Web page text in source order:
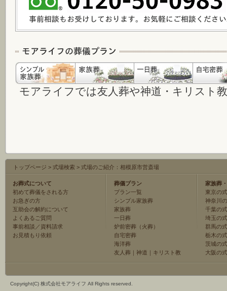
モアライフでは友人葬や神道・キリスト
トップページ > 式場検索 > 式場のご紹介：相模原市営斎場
お葬式について
初めて葬儀をされる方
お急ぎの方
互助会の解約について
よくあるご質問
事前相談／資料請求
お見積もり依頼
葬儀プラン
プラン一覧
シンプル家族葬
家族葬
一日葬
炉前密葬（火葬）
自宅密葬
海洋葬
友人葬 ｜ 神道 ｜ キリスト教
家族葬
東京の
神奈川
千葉の
埼玉の
群馬の
栃木の
茨城の
大阪の
Copyright(C) 株式会社モアライフ All Rights reserved.